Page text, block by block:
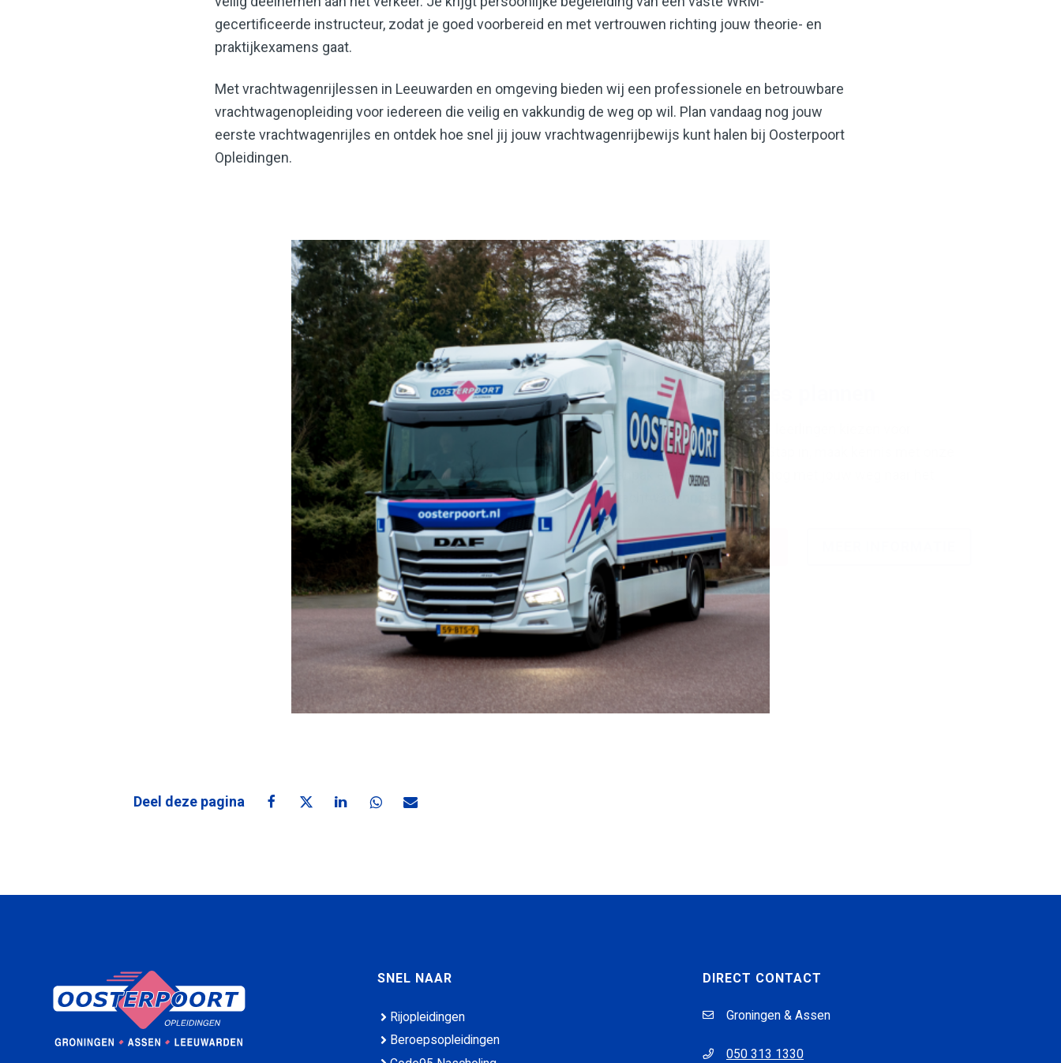
gecertificeerde instructeur, zodat je goed voorbereid en met vertrouwen richting jouw theorie- en
praktijkexamens gaat.
Met vrachtwagenrijlessen in Leeuwarden en omgeving bieden wij een professionele en betrouwbare
vrachtwagenopleiding voor iedereen die veilig en vakkundig de weg op wil. Plan vandaag nog jouw
eerste vrachtwagenrijles en ontdek hoe snel jij jouw vrachtwagenrijbewijs kunt halen bij Oosterpoort
Opleidingen.
Direct proefles plannen
Ervaar zelf waarom zoveel leerlingen kiezen voor
Oosterpoort Opleidingen. Stap in, maak kennis met onze
aanpak en begin vandaag nog met jouw weg naar het
vrachtwagenrijbewijs.
PROEFLES PLANNEN
Deel deze pagina
Deel deze pagina op Facebook
Deel deze pagina op X
Deel deze pagina op LinkedIn
Deel deze pagina op WhatsApp
Deel deze pagina via e-mail
SNEL NAAR
Rijopleidingen
Beroepsopleidingen
DIRECT CONTACT
Groningen & Assen
050 313 1330